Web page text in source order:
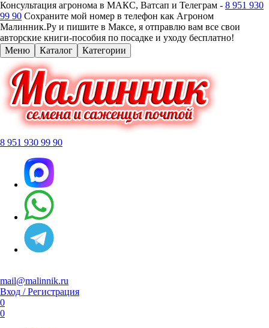
Консультация агронома в МАКС, Ватсап и Телеграм - 8 951 930
99 90 Сохраните мой номер в телефон как Агроном
Малинник.Ру и пишите в Максе, я отправлю вам все свои
авторские книги-пособия по посадке и уходу бесплатно!
Меню
Каталог Категории
8 951 930 99 90
mail@malinnik.ru
Вход / Регистрация
0
0